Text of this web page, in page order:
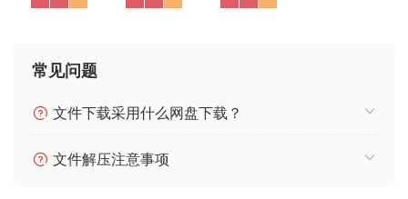
常见问题
文件下载采用什么网盘下载？
文件解压注意事项